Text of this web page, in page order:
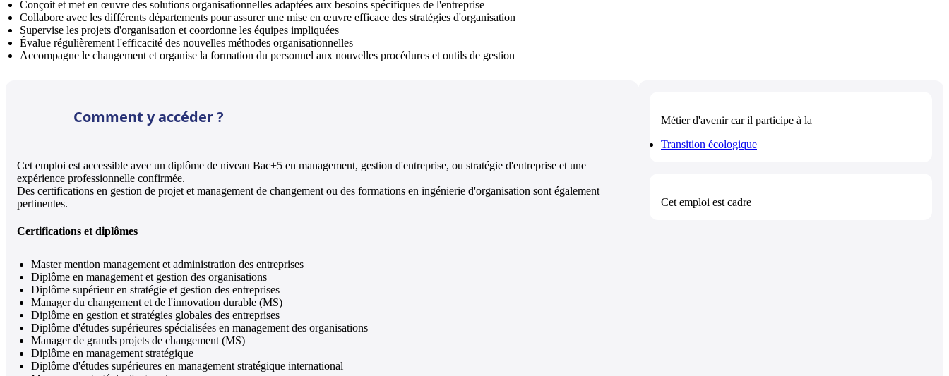
Conçoit et met en œuvre des solutions organisationnelles adaptées aux besoins spécifiques de l'entreprise
Collabore avec les différents départements pour assurer une mise en œuvre efficace des stratégies d'organisation
Supervise les projets d'organisation et coordonne les équipes impliquées
Évalue régulièrement l'efficacité des nouvelles méthodes organisationnelles
Accompagne le changement et organise la formation du personnel aux nouvelles procédures et outils de gestion
Comment y accéder ?
Cet emploi est accessible avec un diplôme de niveau Bac+5 en management, gestion d'entreprise, ou stratégie d'entreprise et une
expérience professionnelle confirmée.
Des certifications en gestion de projet et management de changement ou des formations en ingénierie d'organisation sont également
pertinentes.
Certifications et diplômes
Master mention management et administration des entreprises
Diplôme en management et gestion des organisations
Diplôme supérieur en stratégie et gestion des entreprises
Manager du changement et de l'innovation durable (MS)
Diplôme en gestion et stratégies globales des entreprises
Diplôme d'études supérieures spécialisées en management des organisations
Manager de grands projets de changement (MS)
Diplôme en management stratégique
Diplôme d'études supérieures en management stratégique international
Métier d'avenircar il participe à la
Transition écologique
Cet emploi est cadre